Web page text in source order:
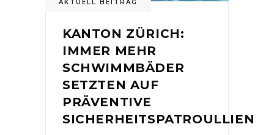
AKTUELL BEITRAG
KANTON ZÜRICH:
IMMER MEHR
SCHWIMMBÄDER
SETZTEN AUF
PRÄVENTIVE
SICHERHEITSPATROULLIEN